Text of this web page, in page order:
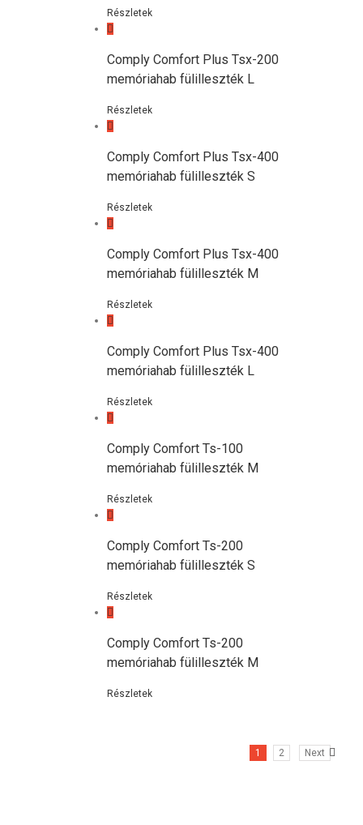
Részletek
Comply Comfort Plus Tsx-200
memóriahab fülilleszték L
Részletek
Comply Comfort Plus Tsx-400
memóriahab fülilleszték S
Részletek
Comply Comfort Plus Tsx-400
memóriahab fülilleszték M
Részletek
Comply Comfort Plus Tsx-400
memóriahab fülilleszték L
Részletek
Comply Comfort Ts-100
memóriahab fülilleszték M
Részletek
Comply Comfort Ts-200
memóriahab fülilleszték S
Részletek
Comply Comfort Ts-200
memóriahab fülilleszték M
Részletek
1 2 Next